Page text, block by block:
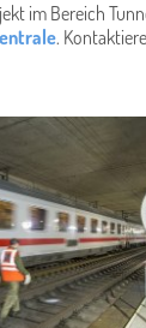
im Bereich
.